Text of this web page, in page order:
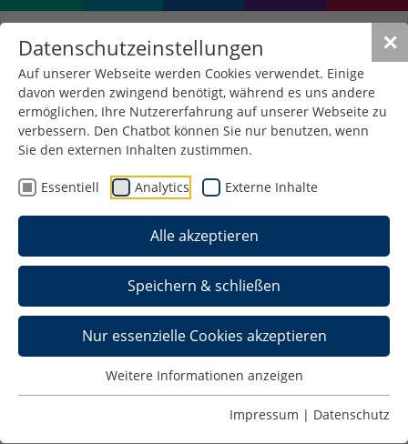
✕
Datenschutzeinstellungen
Auf unserer Webseite werden Cookies verwendet. Einige
davon werden zwingend benötigt, während es uns andere
ermöglichen, Ihre Nutzererfahrung auf unserer Webseite zu
verbessern. Den Chatbot können Sie nur benutzen, wenn
Sie den externen Inhalten zustimmen.
Essentiell Analytics Externe Inhalte
Alle akzeptieren
Speichern & schließen
Nur essenzielle Cookies akzeptieren
Weitere Informationen anzeigen
Impressum | Datenschutz
Englischsprachige
Lehrveranstaltungen für
Austauschstudierende im
WiSe 2026/2027
Austauschstudierende können
fakultätsübergreifend beliebig viele der auf dieser
Seite angegebenen englischsprachigen
Lehrveranstaltungen besuchen und die jeweiligen
Prüfungen belegen. Englischsprachige
Lehrveranstaltungen, die nicht auf dieser Seite
gelistet sind, sind für Austauschstudierende zur
nicht zulässig.